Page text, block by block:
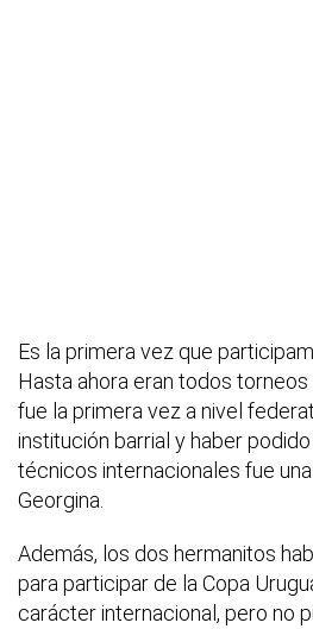
Es la primera vez que
Hasta ahora eran todos
fue la primera vez a nivel
institución barrial y haber
técnicos internacionales fue una
Georgina.
Además, los dos hermanitos
para participar de la Copa
carácter internacional, pero no